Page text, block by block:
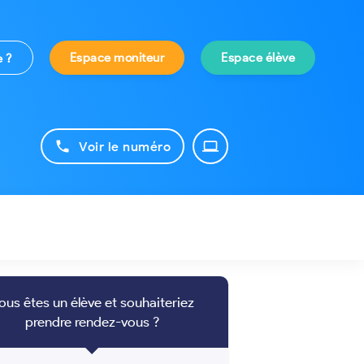
? Espace moniteur Espace élève
phone Voir le numéro laptop
êtes un élève et souhaiteriez
prendre rendez-vous ?